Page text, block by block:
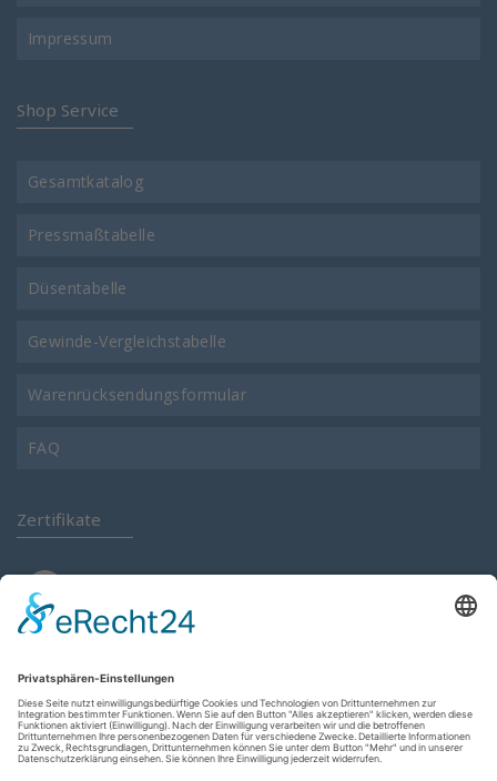
Impressum
Shop Service
Gesamtkatalog
Pressmaßtabelle
Düsentabelle
Gewinde-Vergleichstabelle
Warenrücksendungsformular
FAQ
Zertifikate